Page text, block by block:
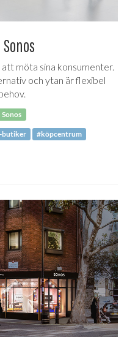
möta sina konsumenter.
och ytan är flexibel
Sonos
butiker #köpcentrum